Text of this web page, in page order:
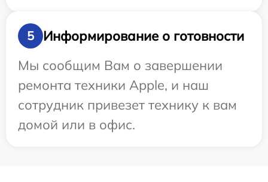
5
Информирование о готовности
Мы сообщим Вам о завершении
ремонта техники Apple, и наш
сотрудник привезет технику к вам
домой или в офис.